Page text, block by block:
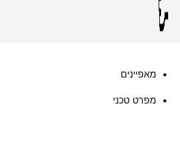
מאפיינים
מפרט טכני